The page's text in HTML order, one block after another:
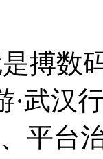
是搏
·武汉
、平台